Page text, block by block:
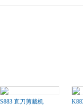
S883 直刀剪裁机